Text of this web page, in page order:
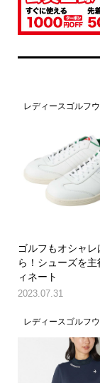
レディースゴルフ
ゴルフもオシャ
ら！シューズを
ィネート
2023.07.31
レディースゴルフ